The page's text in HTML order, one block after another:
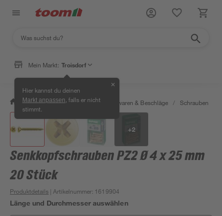
Mein Markt: Troisdorf
Hier kannst du deinen
Markt anpassen , falls er nicht
stimmt.
✕
/ Werkstatt & Maschinen / Eisenwaren & Beschläge / Schrauben
+2
Senkkopfschrauben PZ2 Ø 4 x 25 mm
20 Stück
Produktdetails | Artikelnummer: 1619904
Länge und Durchmesser auswählen